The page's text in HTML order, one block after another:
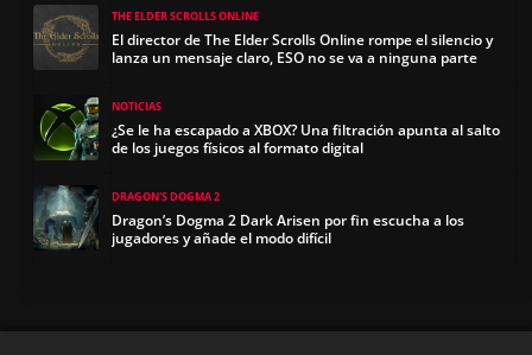
THE ELDER SCROLLS ONLINE
El director de The Elder Scrolls Online rompe el silencio y
lanza un mensaje claro, ESO no se va a ninguna parte
NOTICIAS
¿Se le ha escapado a XBOX? Una filtración apunta al salto
de los juegos físicos al formato digital
DRAGON'S DOGMA 2
Dragon’s Dogma 2 Dark Arisen por fin escucha a los
jugadores y añade el modo difícil